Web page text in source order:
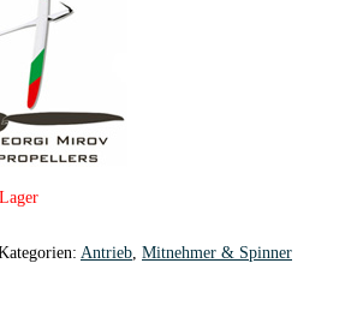
Antrieb Mitnehmer & Spinner